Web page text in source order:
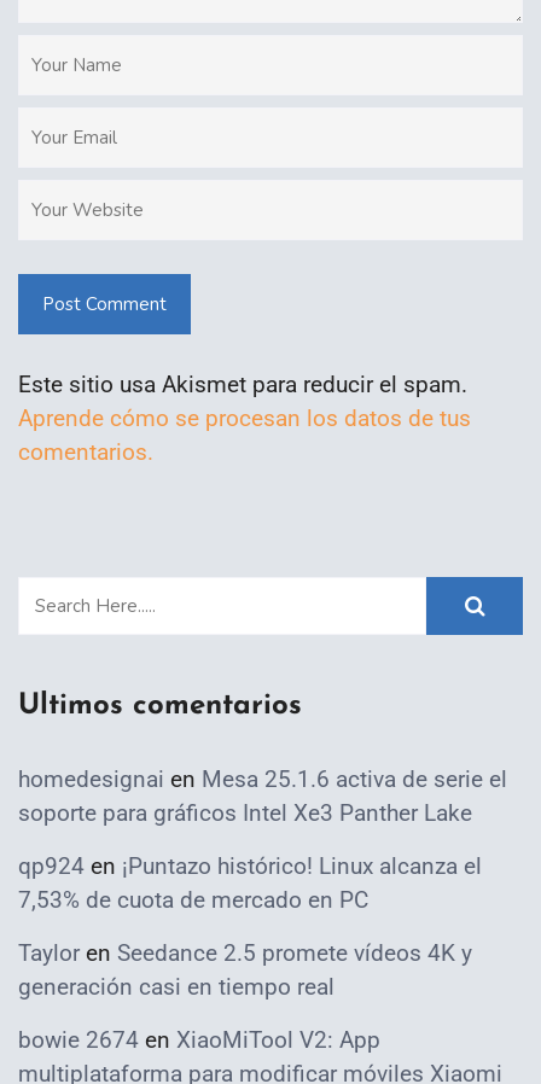
Post Comment
Este sitio usa Akismet para reducir el spam.
Aprende cómo se procesan los datos de tus
comentarios.
Ultimos comentarios
homedesignai en Mesa 25.1.6 activa de serie el
soporte para gráficos Intel Xe3 Panther Lake
qp924 en ¡Puntazo histórico! Linux alcanza el
7,53% de cuota de mercado en PC
Taylor en Seedance 2.5 promete vídeos 4K y
generación casi en tiempo real
bowie 2674 en XiaoMiTool V2: App
multiplataforma para modificar móviles Xiaomi